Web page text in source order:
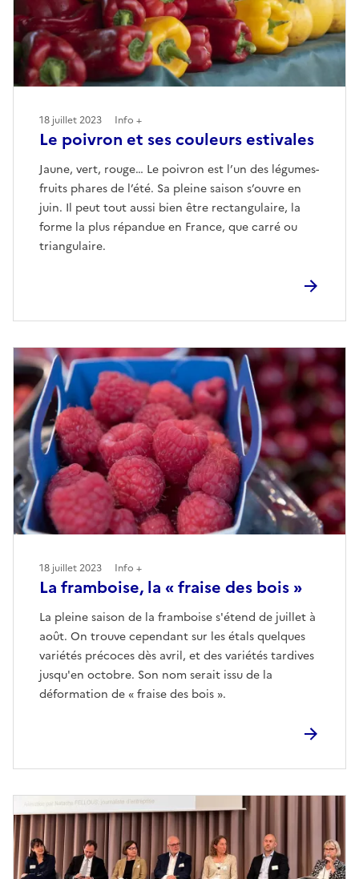
Le poivron et ses couleurs estivales
Jaune, vert, rouge… Le poivron est l’un des légumes-
fruits phares de l’été. Sa pleine saison s’ouvre en
juin. Il peut tout aussi bien être rectangulaire, la
forme la plus répandue en France, que carré ou
triangulaire.
18 juillet 2023 Info +
La framboise, la « fraise des bois »
La pleine saison de la framboise s'étend de juillet à
août. On trouve cependant sur les étals quelques
variétés précoces dès avril, et des variétés tardives
jusqu'en octobre. Son nom serait issu de la
déformation de « fraise des bois ».
18 juillet 2023 Info +